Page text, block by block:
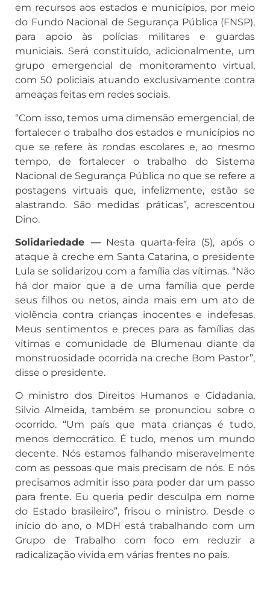
em recursos aos estados e municípios, por meio
do Fundo Nacional de Segurança Pública (FNSP),
para apoio às polícias militares e guardas
municiais. Será constituído, adicionalmente, um
grupo emergencial de monitoramento virtual,
com 50 policiais atuando exclusivamente contra
ameaças feitas em redes sociais.
“Com isso, temos uma dimensão emergencial, de
fortalecer o trabalho dos estados e municípios no
que se refere às rondas escolares e, ao mesmo
tempo, de fortalecer o trabalho do Sistema
Nacional de Segurança Pública no que se refere a
postagens virtuais que, infelizmente, estão se
alastrando. São medidas práticas”, acrescentou
Dino.
Solidariedade —Nesta quarta-feira (5), após o
ataque à creche em Santa Catarina, o presidente
Lula se solidarizou com a família das vítimas. “Não
há dor maior que a de uma família que perde
seus filhos ou netos, ainda mais em um ato de
violência contra crianças inocentes e indefesas.
Meus sentimentos e preces para as famílias das
vítimas e comunidade de Blumenau diante da
monstruosidade ocorrida na creche Bom Pastor”,
disse o presidente.
O ministro dos Direitos Humanos e Cidadania,
Silvio Almeida, também se pronunciou sobre o
ocorrido. “Um país que mata crianças é tudo,
menos democrático. É tudo, menos um mundo
decente. Nós estamos falhando miseravelmente
com as pessoas que mais precisam de nós. E nós
precisamos admitir isso para poder dar um passo
para frente. Eu queria pedir desculpa em nome
do Estado brasileiro”, frisou o ministro. Desde o
início do ano, o MDH está trabalhando com um
Grupo de Trabalho com foco em reduzir a
radicalização vivida em várias frentes no país.